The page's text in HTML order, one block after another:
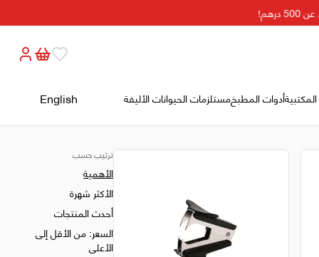
أدوات المطبخمستلزمات الحيوانات الأليفة English
ترتيب حسب
الأهمية
الأكثر شهرة
أحدث المنتجات
السعر: من الأقل إلى
الأعلى